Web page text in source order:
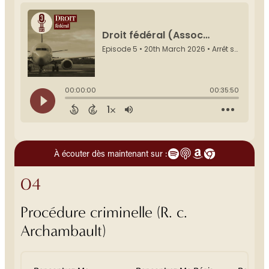
À écouter dès maintenant sur :
04
Procédure criminelle (R. c.
Archambault)